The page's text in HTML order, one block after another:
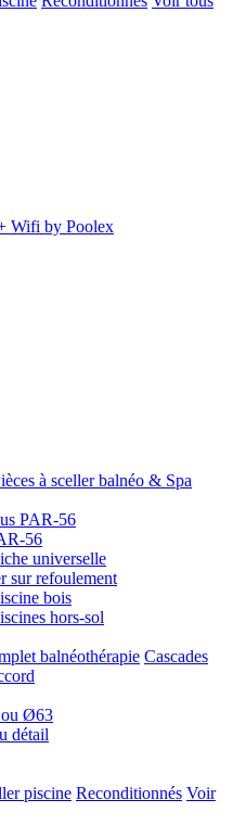
Wifi by Poolex
à sceller balnéo & Spa
PAR-56
56
universelle
sur refoulement
bois
hors-sol
balnéothérapie Cascades
Ø63
détail
piscine Reconditionnés Voir